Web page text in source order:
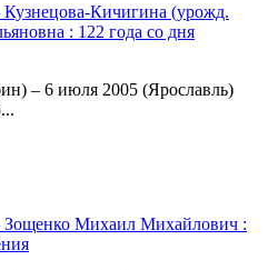
Кузнецова-Кичигина (урожд.
: 122 года со дня
– 6 июля 2005 (Ярославль)
- Зощенко Михаил Михайлович :